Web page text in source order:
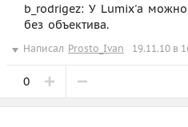
b_rodrigez: У Lumix'а
без объектива.
Написал Prosto_Ivan 19.11.10 в
0